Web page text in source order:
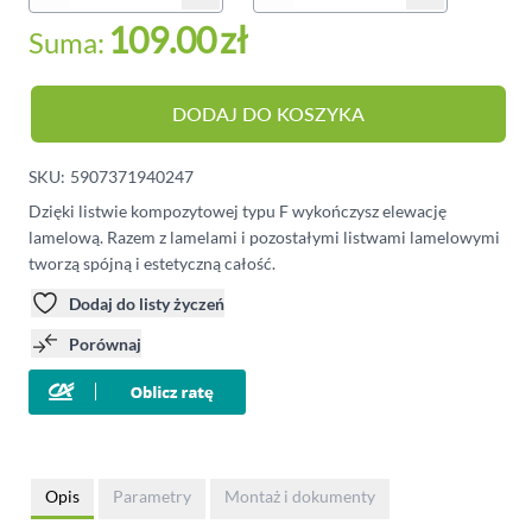
Suma: 109.00zł
DODAJ DO KOSZYKA
SKU: 5907371940247
Dzięki listwie kompozytowej typu F wykończysz elewację
lamelową. Razem z lamelami i pozostałymi listwami lamelowymi
tworzą spójną i estetyczną całość.
Dodaj do listy życzeń
Porównaj
Opis Parametry Montaż i dokumenty